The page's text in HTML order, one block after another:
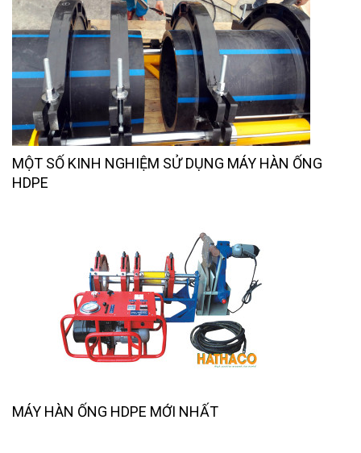
MỘT SỐ KINH NGHIỆM SỬ DỤNG MÁY HÀN ỐNG
HDPE
MÁY HÀN ỐNG HDPE MỚI NHẤT